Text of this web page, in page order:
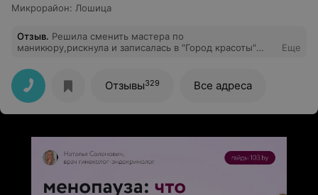
Микрорайон: Лошица
Отзыв. Решила сменить мастера по
маникюру,рискнула и записалась в "Город красоты"
вниманием и кропотливостью была сделана работа! В
общем,захотите привести свои ногтики в порядок-
смело идите!!!
Еще
Отзывы329 Все адреса